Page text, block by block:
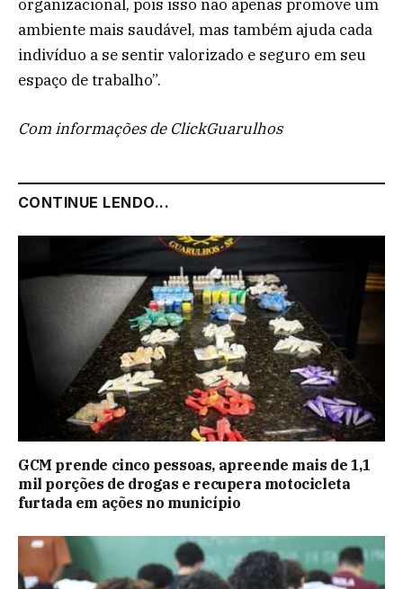
organizacional, pois isso não apenas promove um
ambiente mais saudável, mas também ajuda cada
indivíduo a se sentir valorizado e seguro em seu
espaço de trabalho”.
Com informações de ClickGuarulhos
CONTINUE LENDO...
GCM prende cinco pessoas, apreende mais de 1,1
mil porções de drogas e recupera motocicleta
furtada em ações no município